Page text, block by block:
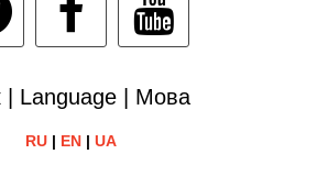
| Language | Мова
RU| EN| UA